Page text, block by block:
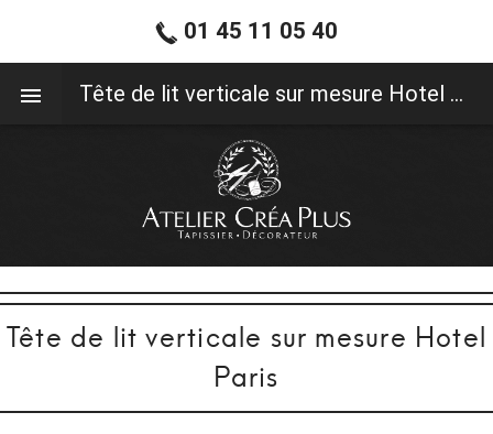
Tête de lit verticale sur mesure Hotel
Paris
01 45 11 05 40
Tête de lit verticale sur mesure Hotel Paris